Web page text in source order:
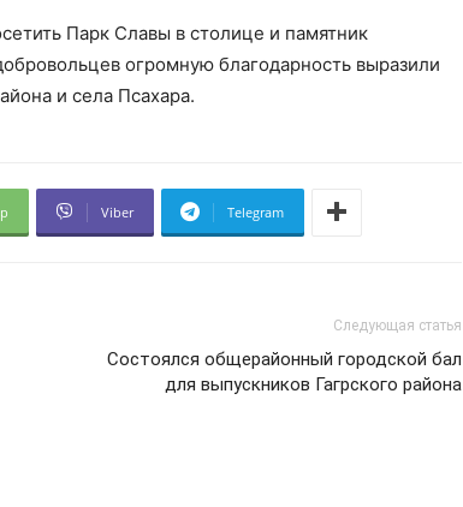
Парк Славы в столице и памятник
огромную благодарность выразили
и села Псахара.
Viber Telegram
Следующая статья
Состоялся общерайонный городской бал
для выпускников Гагрского района